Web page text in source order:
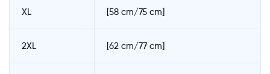
XL [58 cm/75 cm]
2XL [62 cm/77 cm]